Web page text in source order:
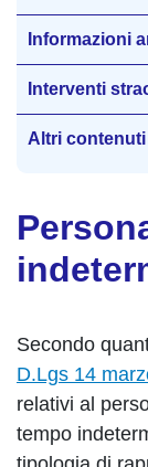
Secondo
D.Lgs 14
relativi al
tempo
Informazioni
Interventi
Altri contenuti